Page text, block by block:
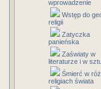
wprowadzenie
Wstęp do
religii
Zatyczka
panieńska
Zaświaty w
literaturze i w
Śmierć w
religiach świata